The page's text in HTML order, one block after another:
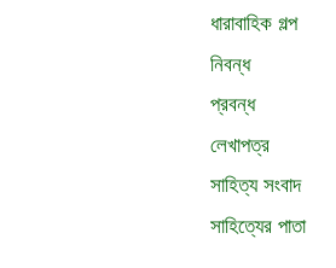
ধারাবাহিক গল্প
নিবন্ধ
প্রবন্ধ
লেখাপত্র
সাহিত্য সংবাদ
সাহিত্যের পাতা